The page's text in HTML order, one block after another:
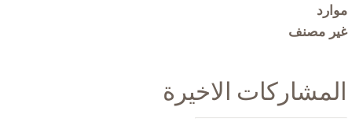
موارد
غير مصنف
المشاركات الاخيرة